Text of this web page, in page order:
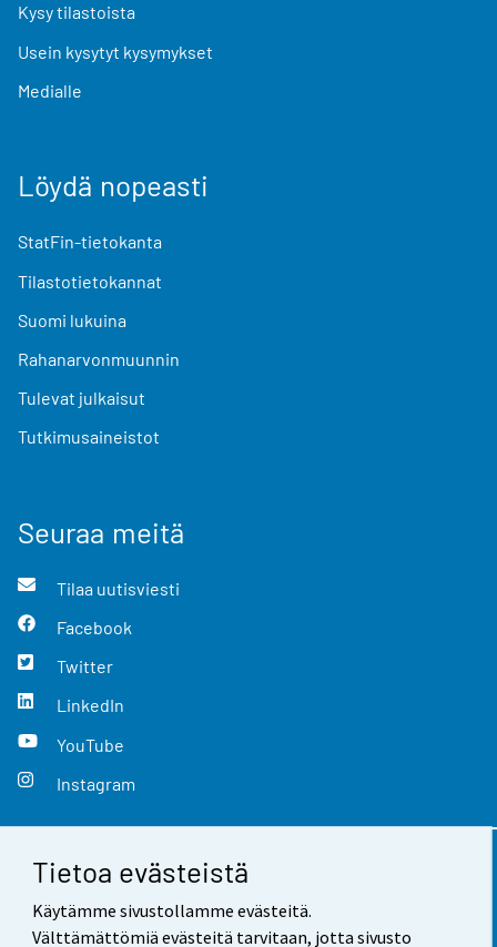
Tietoa evästeistä
Käytämme sivustollamme evästeitä.
Välttämättömiä evästeitä tarvitaan, jotta sivusto
Kysy tilastoista
Usein kysytyt kysymykset
Medialle
Löydä nopeasti
StatFin-tietokanta
Tilastotietokannat
Suomi lukuina
Rahanarvonmuunnin
Tulevat julkaisut
Tutkimusaineistot
Seuraa meitä
Tilaa uutisviesti
Facebook
Twitter
LinkedIn
YouTube
Instagram
Yhteystiedot
Palaute